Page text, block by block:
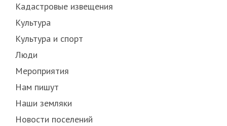
Кадастровые извещения
Культура
Культура и спорт
Люди
Мероприятия
Нам пишут
Наши земляки
Новости поселений